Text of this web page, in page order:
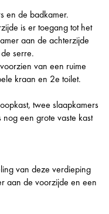
en de badkamer.
is er toegang tot het
aan de achterzijde
serre.
van een ruime
kraan en 2e toilet.
twee slaapkamers
een grote vaste kast
van deze verdieping
aan de voorzijde en een